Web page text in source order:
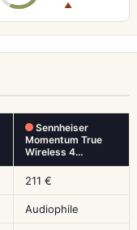
▲
Sennheiser
Momentum True
Wireless 4…
211 €
Audiophile